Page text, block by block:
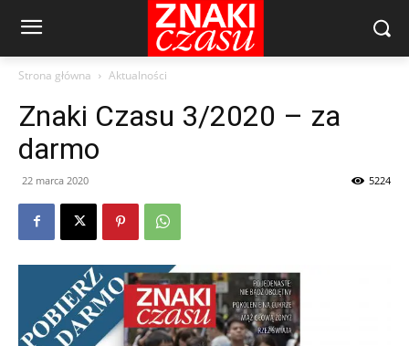
Strona główna Aktualności
Znaki Czasu 3/2020 – za
darmo
22 marca 2020 5224